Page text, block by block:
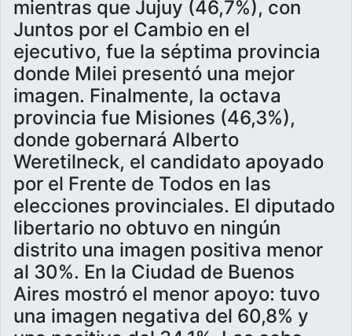
mientras que Jujuy (46,7%), con
Juntos por el Cambio en el
ejecutivo, fue la séptima provincia
donde Milei presentó una mejor
imagen. Finalmente, la octava
provincia fue Misiones (46,3%),
donde gobernará Alberto
Weretilneck, el candidato apoyado
por el Frente de Todos en las
elecciones provinciales. El diputado
libertario no obtuvo en ningún
distrito una imagen positiva menor
al 30%. En la Ciudad de Buenos
Aires mostró el menor apoyo: tuvo
una imagen negativa del 60,8% y